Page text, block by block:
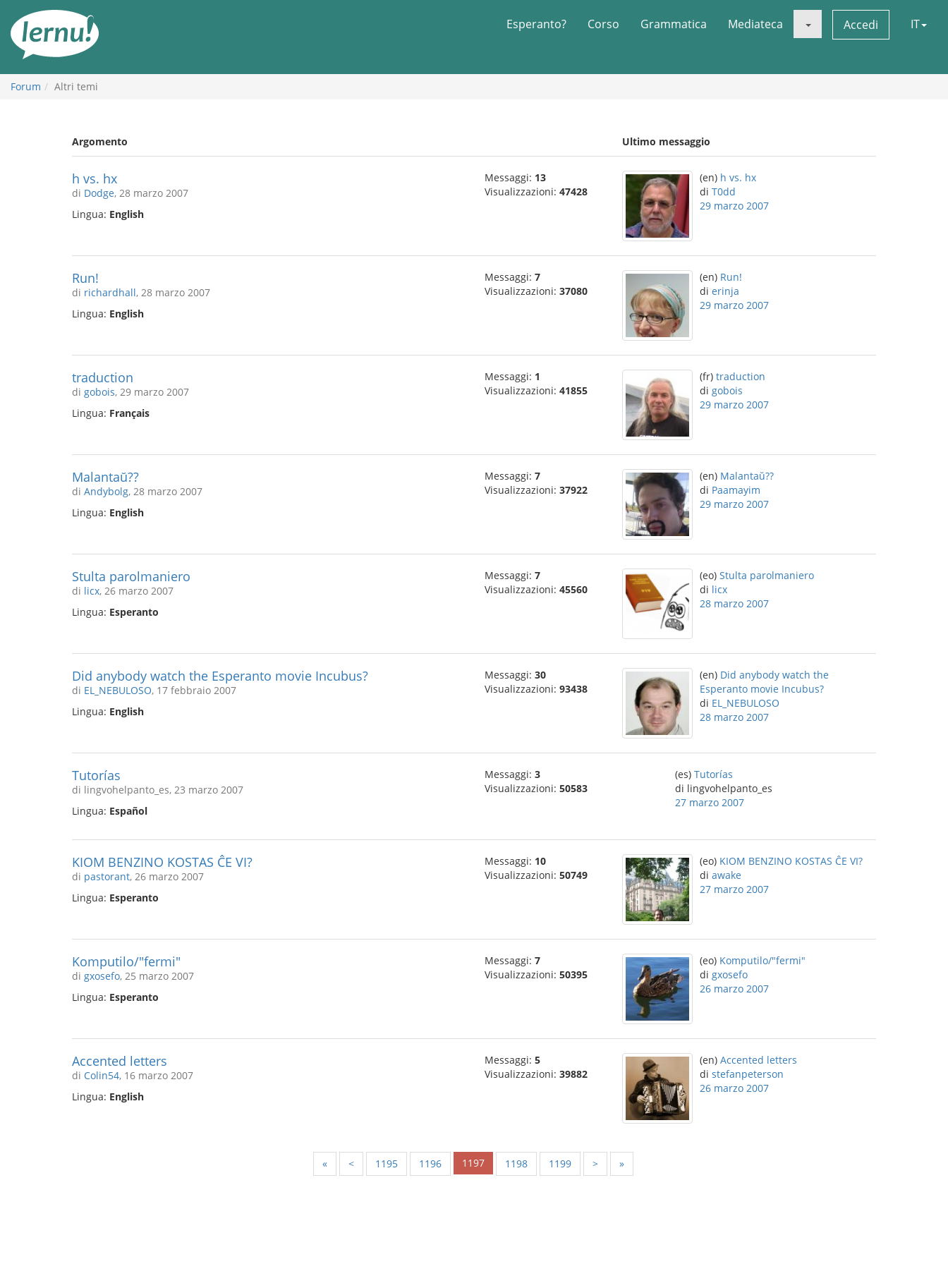
all’indice
Esperanto? Corso Grammatica Mediateca Accedi IT
Forum Altri temi
Argomento Ultimo messaggio
h vs. hx
di Dodge, 28 marzo 2007
Lingua: English
Messaggi: 13
Visualizzazioni: 47428
(en) h vs. hx
di T0dd
29 marzo 2007
Run!
di richardhall, 28 marzo 2007
Lingua: English
Messaggi: 7
Visualizzazioni: 37080
(en) Run!
di erinja
29 marzo 2007
traduction
di gobois, 29 marzo 2007
Lingua: Français
Messaggi: 1
Visualizzazioni: 41855
(fr) traduction
di gobois
29 marzo 2007
Malantaŭ??
di Andybolg, 28 marzo 2007
Lingua: English
Messaggi: 7
Visualizzazioni: 37922
(en) Malantaŭ??
di Paamayim
29 marzo 2007
Stulta parolmaniero
di licx, 26 marzo 2007
Lingua: Esperanto
Messaggi: 7
Visualizzazioni: 45560
(eo) Stulta parolmaniero
di licx
28 marzo 2007
Did anybody watch the Esperanto movie Incubus?
di EL_NEBULOSO, 17 febbraio 2007
Lingua: English
Messaggi: 30
Visualizzazioni: 93438
(en) Did anybody watch the
Esperanto movie Incubus?
di EL_NEBULOSO
28 marzo 2007
Tutorías
di lingvohelpanto_es, 23 marzo 2007
Lingua: Español
Messaggi: 3
Visualizzazioni: 50583
(es) Tutorías
di lingvohelpanto_es
27 marzo 2007
KIOM BENZINO KOSTAS ĈE VI?
di pastorant, 26 marzo 2007
Lingua: Esperanto
Messaggi: 10
Visualizzazioni: 50749
(eo) KIOM BENZINO KOSTAS ĈE VI?
di awake
27 marzo 2007
Komputilo/"fermi"
di gxosefo, 25 marzo 2007
Lingua: Esperanto
Messaggi: 7
Visualizzazioni: 50395
(eo) Komputilo/"fermi"
di gxosefo
26 marzo 2007
Accented letters
di Colin54, 16 marzo 2007
Lingua: English
Messaggi: 5
Visualizzazioni: 39882
(en) Accented letters
di stefanpeterson
26 marzo 2007
« < 1195 1196 1197 1198 1199 > »